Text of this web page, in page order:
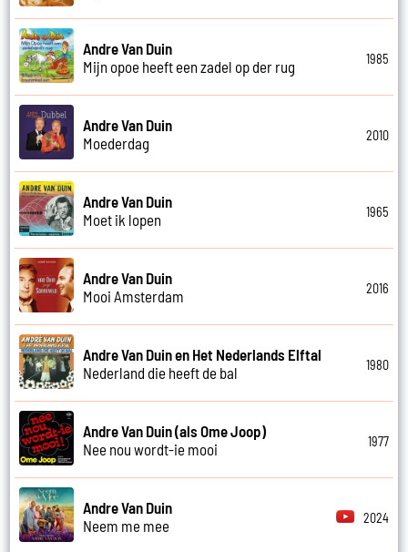
Andre Van Duin
Mijn opoe heeft een zadel op der rug
1985
Andre Van Duin
Moederdag
2010
Andre Van Duin
Moet ik lopen
1965
Andre Van Duin
Mooi Amsterdam
2016
Andre Van Duin en Het Nederlands Elftal
Nederland die heeft de bal
1980
Andre Van Duin (als Ome Joop)
Nee nou wordt-ie mooi
1977
Andre Van Duin
Neem me mee
2024